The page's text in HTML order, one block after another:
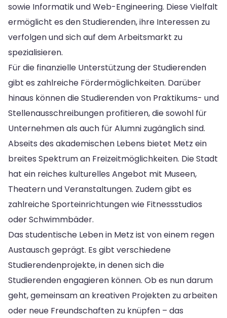
sowie Informatik und Web-Engineering. Diese Vielfalt
ermöglicht es den Studierenden, ihre Interessen zu
verfolgen und sich auf dem Arbeitsmarkt zu
spezialisieren.
Für die finanzielle Unterstützung der Studierenden
gibt es zahlreiche Fördermöglichkeiten. Darüber
hinaus können die Studierenden von Praktikums- und
Stellenausschreibungen profitieren, die sowohl für
Unternehmen als auch für Alumni zugänglich sind.
Abseits des akademischen Lebens bietet Metz ein
breites Spektrum an Freizeitmöglichkeiten. Die Stadt
hat ein reiches kulturelles Angebot mit Museen,
Theatern und Veranstaltungen. Zudem gibt es
zahlreiche Sporteinrichtungen wie Fitnessstudios
oder Schwimmbäder.
Das studentische Leben in Metz ist von einem regen
Austausch geprägt. Es gibt verschiedene
Studierendenprojekte, in denen sich die
Studierenden engagieren können. Ob es nun darum
geht, gemeinsam an kreativen Projekten zu arbeiten
oder neue Freundschaften zu knüpfen – das